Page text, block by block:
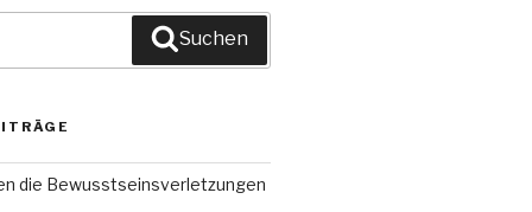
Suchen
die Bewusstseinsverletzungen